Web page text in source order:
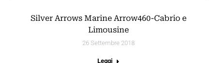
Silver Arrows Marine Arrow460-Cabrio e
Limousine
26 Settembre 2018
Leggi